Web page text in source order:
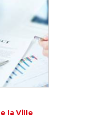
la Ville